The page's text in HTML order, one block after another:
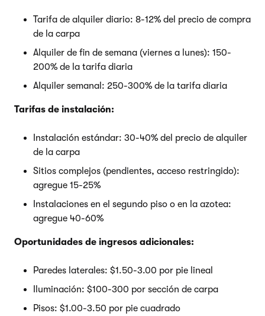
Tarifa de alquiler diario: 8-12% del precio de compra
de la carpa
Alquiler de fin de semana (viernes a lunes): 150-
200% de la tarifa diaria
Alquiler semanal: 250-300% de la tarifa diaria
Tarifas de instalación:
Instalación estándar: 30-40% del precio de alquiler
de la carpa
Sitios complejos (pendientes, acceso restringido):
agregue 15-25%
Instalaciones en el segundo piso o en la azotea:
agregue 40-60%
Oportunidades de ingresos adicionales:
Paredes laterales: $1.50-3.00 por pie lineal
Iluminación: $100-300 por sección de carpa
Pisos: $1.00-3.50 por pie cuadrado